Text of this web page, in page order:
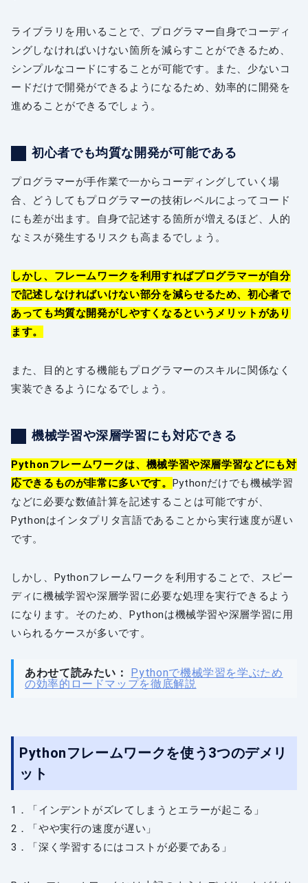
ライブラリを用いることで、プログラマー自身でコーディ
ングしなければいけない箇所を減らすことができるため、
シンプルなコードにすることが可能です。また、少ないコ
ードだけで開発ができるようになるため、効率的に開発を
進めることができるでしょう。
初心者でも均質な開発が可能である
プログラマーが手作業で一からコーディングしていく場
合、どうしてもプログラマーの技術レベルによってコード
にも差が出ます。自身で記述する箇所が増えるほど、人的
なミスが発生するリスクも高まるでしょう。
しかし、フレームワークを利用すればプログラマーが自分
で記述しなければいけない部分を減らせるため、初心者で
あっても均質な開発がしやすくなるというメリットがあり
ます。
また、目的とする機能もプログラマーのスキルに関係なく
実装できるようになるでしょう。
機械学習や深層学習にも対応できる
Pythonフレームワークは、機械学習や深層学習などにも対
応できるものが非常に多いです。 Pythonだけでも機械学習
などに必要な数値計算を記述することは可能ですが、
Pythonはインタプリタ言語であることから実行速度が遅い
です。
しかし、Pythonフレームワークを利用することで、スピー
ディに機械学習や深層学習に必要な処理を実行できるよう
になります。そのため、Pythonは機械学習や深層学習に用
いられるケースが多いです。
あわせて読みたい：
Pythonで機械学習を学ぶため
の効率的ロードマップを徹底解説
Pythonフレームワークを使う3つのデメリ
ット
1．「インデントがズレてしまうとエラーが起こる」
2．「やや実行の速度が遅い」
3．「深く学習するにはコストが必要である」